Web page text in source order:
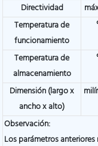
Directividad
Temperatura de
funcionamiento
Temperatura de
almacenamiento
Dimensión (largo x
ancho x alto)
Observación:
Los parámetros